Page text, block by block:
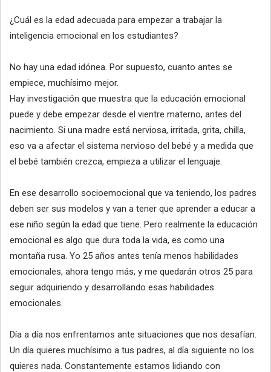
¿Cuál es la edad adecuada para empezar a trabajar la
inteligencia emocional en los estudiantes?
No hay una edad idónea. Por supuesto, cuanto antes se
empiece, muchísimo mejor.
Hay investigación que muestra que la educación emocional
puede y debe empezar desde el vientre materno, antes del
nacimiento. Si una madre está nerviosa, irritada, grita, chilla,
eso va a afectar el sistema nervioso del bebé y a medida que
el bebé también crezca, empieza a utilizar el lenguaje.
En ese desarrollo socioemocional que va teniendo, los padres
deben ser sus modelos y van a tener que aprender a educar a
ese niño según la edad que tiene. Pero realmente la educación
emocional es algo que dura toda la vida, es como una
montaña rusa. Yo 25 años antes tenía menos habilidades
emocionales, ahora tengo más, y me quedarán otros 25 para
seguir adquiriendo y desarrollando esas habilidades
emocionales.
Día a día nos enfrentamos ante situaciones que nos desafían.
Un día quieres muchísimo a tus padres, al día siguiente no los
quieres nada. Constantemente estamos lidiando con